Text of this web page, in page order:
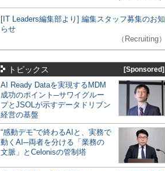
[IT Leaders編集部より] 編集スタッフ募集のお知
らせ
（Recruiting）
トピックス [Sponsored]
AI Ready Dataを実現するMDM
成功のポイント─サワイグルー
プとJSOLが示すデータドリブン
経営の基盤
“感動デモ”で終わるAIと、実務で
動くAI─両者を分ける「業務の
文脈」とCelonisの管制塔